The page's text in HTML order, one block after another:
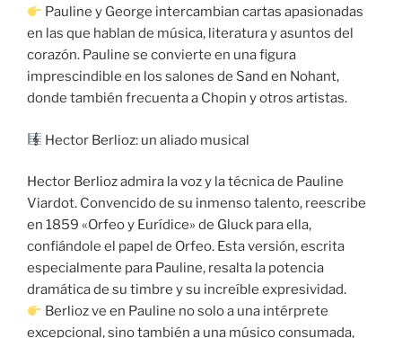
Pauline y George intercambian cartas apasionadas
en las que hablan de música, literatura y asuntos del
corazón. Pauline se convierte en una figura
imprescindible en los salones de Sand en Nohant,
donde también frecuenta a Chopin y otros artistas.
Hector Berlioz: un aliado musical
Hector Berlioz admira la voz y la técnica de Pauline
Viardot. Convencido de su inmenso talento, reescribe
en 1859 «Orfeo y Eurídice» de Gluck para ella,
confiándole el papel de Orfeo. Esta versión, escrita
especialmente para Pauline, resalta la potencia
dramática de su timbre y su increíble expresividad.
Berlioz ve en Pauline no solo a una intérprete
excepcional, sino también a una músico consumada,